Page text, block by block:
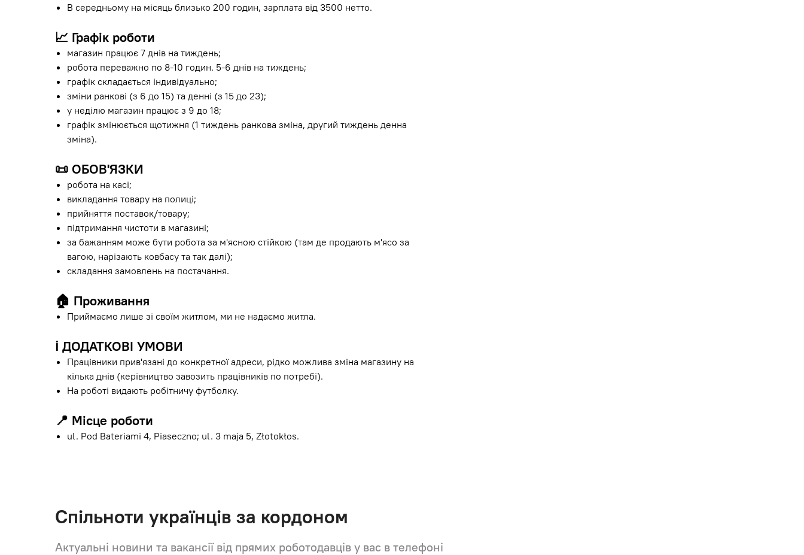
В середньому на місяць близько 200 годин, зарплата від 3500 нетто.
📈 Графік роботи
магазин працює 7 днів на тиждень;
робота переважно по 8-10 годин. 5-6 днів на тиждень;
графік складається індивідуально;
зміни ранкові (з 6 до 15) та денні (з 15 до 23);
у неділю магазин працює з 9 до 18;
графік змінюється щотижня (1 тиждень ранкова зміна, другий тиждень денна
зміна).
📜 ОБОВ'ЯЗКИ
робота на касі;
викладання товару на полиці;
прийняття поставок/товару;
підтримання чистоти в магазині;
за бажанням може бути робота за м'ясною стійкою (там де продають м'ясо за
вагою, нарізають ковбасу та так далі);
складання замовлень на постачання.
🏠 Проживання
Приймаємо лише зі своїм житлом, ми не надаємо житла.
ℹ️ ДОДАТКОВІ УМОВИ
Працівники прив'язані до конкретної адреси, рідко можлива зміна магазину на
кілька днів (керівництво завозить працівників по потребі).
На роботі видають робітничу футболку.
📍 Місце роботи
ul. Pod Bateriami 4, Piaseczno; ul. 3 maja 5, Złotokłos.
Спільноти українців за кордоном
Актуальні новини та вакансії від прямих роботодавців у вас в телефоні